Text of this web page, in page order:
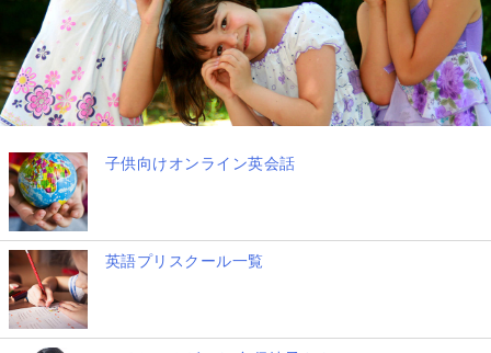
子供向けオンライン英会話
英語プリスクール一覧